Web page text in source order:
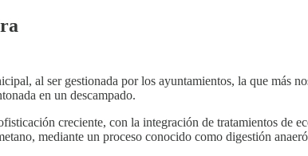
al ser gestionada por los ayuntamientos, la que más
en un descampado.
creciente, con la integración de tratamientos
mediante un proceso conocido como digestión